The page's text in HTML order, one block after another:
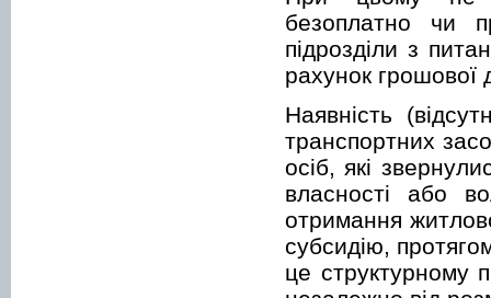
безоплатно чи
підрозділи з
рахунок грошової
Наявність
транспортних
осіб, які
власності або
отримання
субсидію,
це структурному